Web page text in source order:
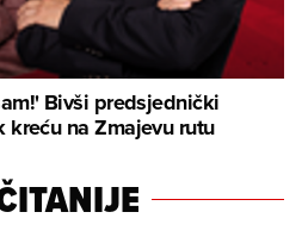
Bivši predsjednički
na Zmajevu rutu